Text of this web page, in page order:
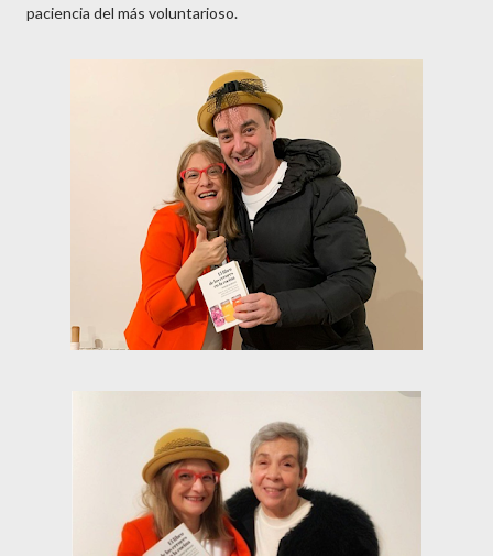
paciencia del más voluntarioso.